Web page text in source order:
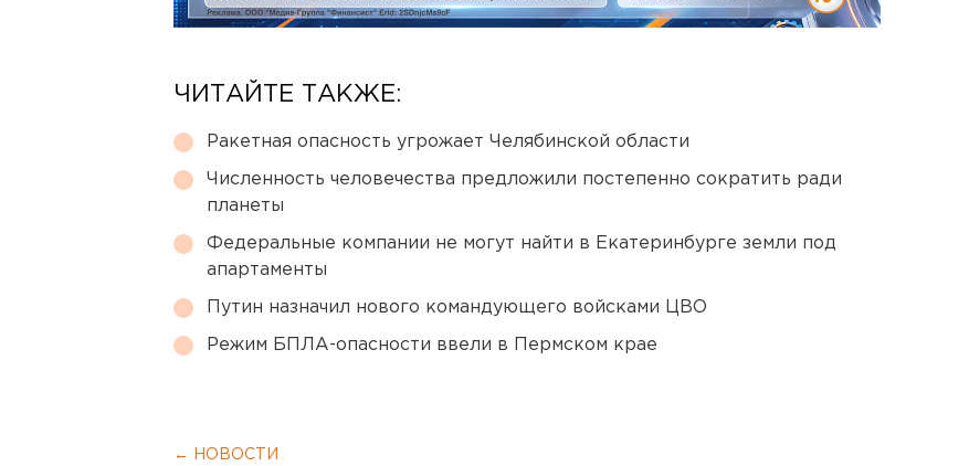
ЧИТАЙТЕ ТАКЖЕ:
Ракетная опасность угрожает Челябинской области
Численность человечества предложили постепенно сократить ради
планеты
Федеральные компании не могут найти в Екатеринбурге земли под
апартаменты
Путин назначил нового командующего войсками ЦВО
Режим БПЛА-опасности ввели в Пермском крае
← НОВОСТИ